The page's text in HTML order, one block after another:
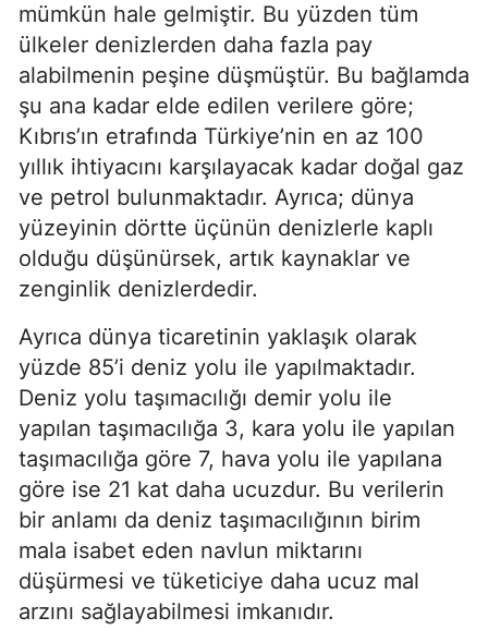
mümkün hale gelmiştir. Bu yüzden tüm
ülkeler denizlerden daha fazla pay
alabilmenin peşine düşmüştür. Bu bağlamda
şu ana kadar elde edilen verilere göre;
Kıbrıs’ın etrafında Türkiye’nin en az 100
yıllık ihtiyacını karşılayacak kadar doğal gaz
ve petrol bulunmaktadır. Ayrıca; dünya
yüzeyinin dörtte üçünün denizlerle kaplı
olduğu düşünürsek, artık kaynaklar ve
zenginlik denizlerdedir.
Ayrıca dünya ticaretinin yaklaşık olarak
yüzde 85’i deniz yolu ile yapılmaktadır.
Deniz yolu taşımacılığı demir yolu ile
yapılan taşımacılığa 3, kara yolu ile yapılan
taşımacılığa göre 7, hava yolu ile yapılana
göre ise 21 kat daha ucuzdur. Bu verilerin
bir anlamı da deniz taşımacılığının birim
mala isabet eden navlun miktarını
düşürmesi ve tüketiciye daha ucuz mal
arzını sağlayabilmesi imkanıdır.